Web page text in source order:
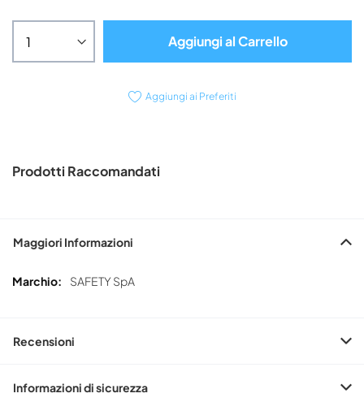
Aggiungi al Carrello
Aggiungi ai Preferiti
Prodotti Raccomandati
Maggiori Informazioni
Maggiori
SAFETY SpA
Recensioni
Informazioni di sicurezza